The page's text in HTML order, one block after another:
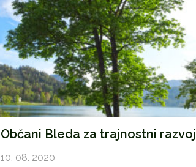
Občani Bleda za trajnostni razvoj
10. 08. 2020